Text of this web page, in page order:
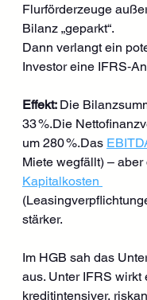
Flurförderzeuge
Bilanz „geparkt“.
Dann verlangt ein
Investor eine
Effekt: Die
33 %.Die
um 280 %.Das
Miete wegfällt) – aber
Kapitalkosten
stärker.
Im HGB sah das
aus. Unter IFRS wirkt
kreditintensiver,